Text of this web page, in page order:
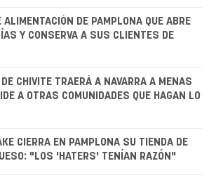
ALIMENTACIÓN DE PAMPLONA QUE ABRE
Y CONSERVA A SUS CLIENTES DE
DE CHIVITE TRAERÁ A NAVARRA A MENAS
A OTRAS COMUNIDADES QUE HAGAN LO
CIERRA EN PAMPLONA SU TIENDA DE
"LOS 'HATERS' TENÍAN RAZÓN"